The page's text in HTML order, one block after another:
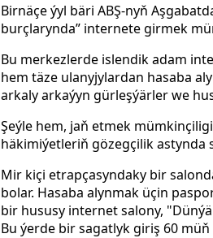
Birnäçe ýyl bäri ABŞ-nyň
burçlarynda” internete girmek
Bu merkezlerde islendik adam
hem täze ulanyjylardan hasaba
arkaly arkaýyn gürleşýärler we
Şeýle hem, jaň etmek
häkimiýetleriň gözegçilik astynda
Mir kiçi etrapçasyndaky bir
bolar. Hasaba alynmak üçin
bir hususy internet salony,
Bu ýerde bir sagatlyk giriş 60